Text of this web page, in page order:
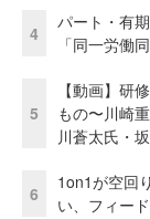
4
パート・有
「同一労働
5
【動画】研
もの〜川崎
川蒼太氏・
6
1on1が空回
い、フィー